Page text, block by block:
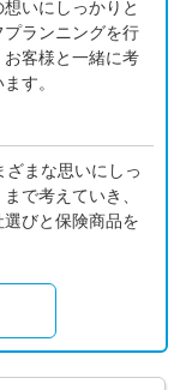
いにしっかりと
ランニングを行
客様と一緒に考
す。
まな思いにしっ
で考えていき、
びと保険商品を